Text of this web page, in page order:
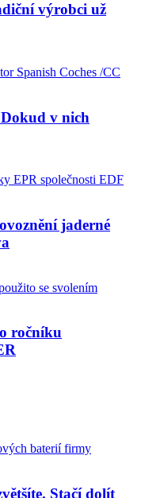
výrobci už
v nich
jaderné
ročníku
Stačí dolít